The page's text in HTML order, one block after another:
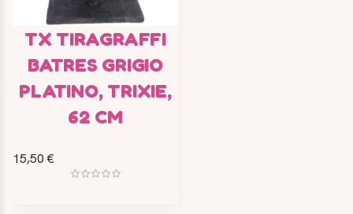
TX TIRAGRAFFI
BATRES GRIGIO
PLATINO, TRIXIE,
62 CM
15,50 €